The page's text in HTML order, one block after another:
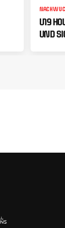
U19
UND